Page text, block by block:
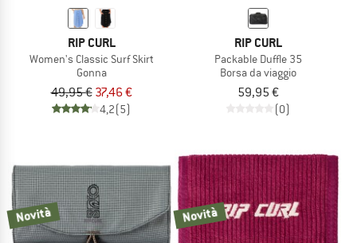
RIP CURL
Women's Classic Surf Skirt
Gonna
49,95 € 37,46 €
4,2(5)
RIP CURL
Packable Duffle 35
Borsa da viaggio
59,95 €
(0)
Novità Novità